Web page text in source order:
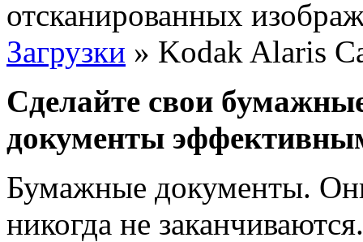
отсканированных
Загрузки » Kodak Alaris
Сделайте свои
документы
Бумажные документы.
никогда не